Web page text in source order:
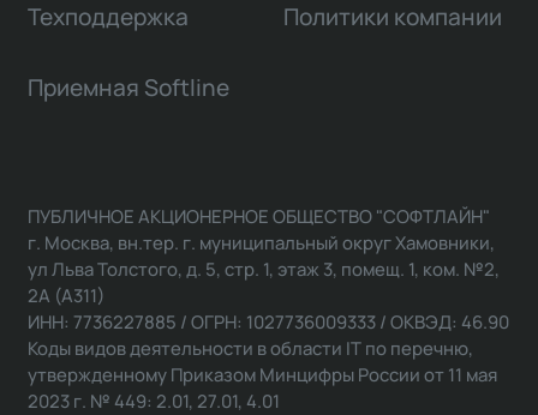
Техподдержка Политики компании
Приемная Softline
ПУБЛИЧНОЕ АКЦИОНЕРНОЕ ОБЩЕСТВО "СОФТЛАЙН"
г. Москва, вн.тер. г. муниципальный округ Хамовники,
ул Льва Толстого, д. 5, стр. 1, этаж 3, помещ. 1, ком. №2,
2А (А311)
ИНН: 7736227885 / ОГРН: 1027736009333 / ОКВЭД: 46.90
Коды видов деятельности в области IT по перечню,
утвержденному Приказом Минцифры России от 11 мая
2023 г. № 449: 2.01, 27.01, 4.01